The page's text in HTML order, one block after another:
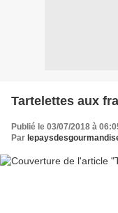
Tartelettes aux
Publié le 03/07/2018 à
Par